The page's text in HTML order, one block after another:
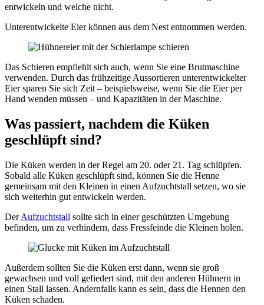
entwickeln und welche nicht.
Unterentwickelte Eier können aus dem Nest entnommen werden.
Das Schieren empfiehlt sich auch, wenn Sie eine Brutmaschine
verwenden. Durch das frühzeitige Aussortieren unterentwickelter
Eier sparen Sie sich Zeit – beispielsweise, wenn Sie die Eier per
Hand wenden müssen – und Kapazitäten in der Maschine.
Was passiert, nachdem die Küken
geschlüpft sind?
Die Küken werden in der Regel am 20. oder 21. Tag schlüpfen.
Sobald alle Küken geschlüpft sind, können Sie die Henne
gemeinsam mit den Kleinen in einen Aufzuchtstall setzen, wo sie
sich weiterhin gut entwickeln werden.
DerAufzuchtstall sollte sich in einer geschützten Umgebung
befinden, um zu verhindern, dass Fressfeinde die Kleinen holen.
Außerdem sollten Sie die Küken erst dann, wenn sie groß
gewachsen und voll gefiedert sind, mit den anderen Hühnern in
einen Stall lassen. Andernfalls kann es sein, dass die Hennen den
Küken schaden.